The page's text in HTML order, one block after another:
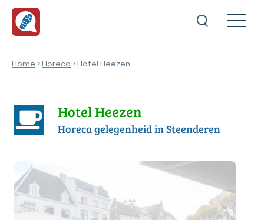
Home >Horeca > Hotel Heezen
Hotel Heezen
Horeca gelegenheid in Steenderen